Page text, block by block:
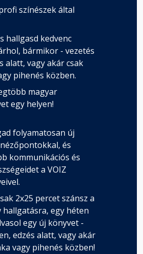
színészek által
hallgasd kedvenc
bármikor - vezetés
alatt, vagy akár csak
pihenés közben.
magyar
egy helyen!
folyamatosan új
és
kommunikációs és
a VOIZ
2x25 percet szánsz a
egy héten
egy új könyvet -
edzés alatt, vagy akár
vagy pihenés közben!